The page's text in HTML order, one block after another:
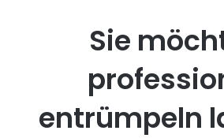
Sie
entrümpeln